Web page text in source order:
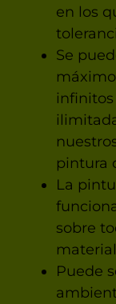
en los
Se
infinitos
pintura
La
sobre
Puede